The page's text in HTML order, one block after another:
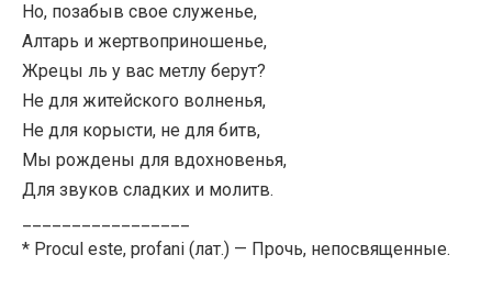
Но, позабыв свое служенье,
Алтарь и жертвоприношенье,
Жрецы ль у вас метлу берут?
Не для житейского волненья,
Не для корысти, не для битв,
Мы рождены для вдохновенья,
Для звуков сладких и молитв.
* Procul este, profani (лат.) — Прочь, непосвященные.